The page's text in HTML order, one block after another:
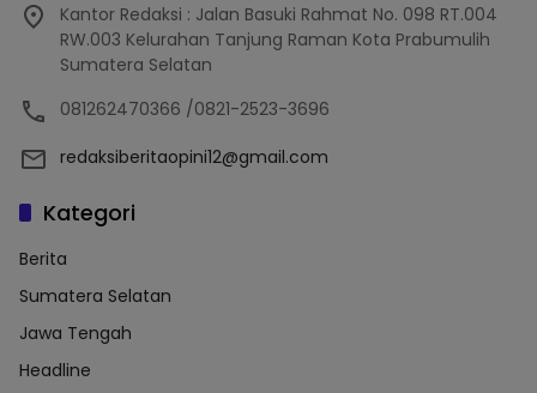
Kantor Redaksi : Jalan Basuki Rahmat No. 098 RT.004
RW.003 Kelurahan Tanjung Raman Kota Prabumulih
Sumatera Selatan
081262470366 /0821-2523-3696
redaksiberitaopini12@gmail.com
Kategori
Berita
Sumatera Selatan
Jawa Tengah
Headline